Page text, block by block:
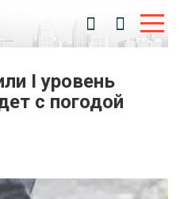
I уровень
с погодой